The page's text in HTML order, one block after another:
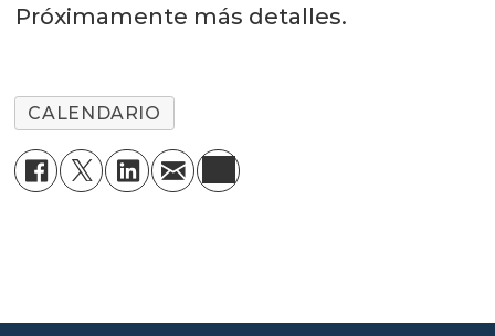
Próximamente más detalles.
CALENDARIO